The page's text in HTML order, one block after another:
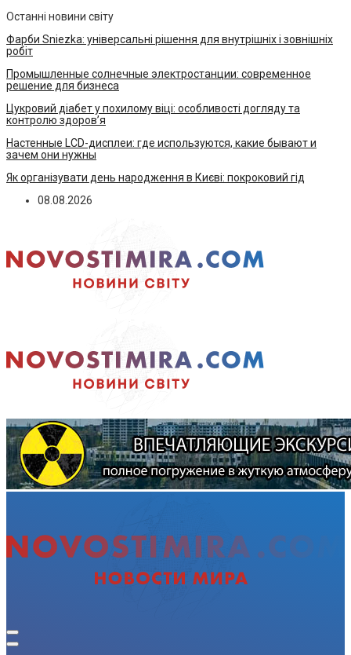
Останні новини світу
Фарби Sniezka: універсальні рішення для внутрішніх і зовнішніх
робіт
Промышленные солнечные электростанции: современное
решение для бизнеса
Цукровий діабет у похилому віці: особливості догляду та
контролю здоров’я
Настенные LCD-дисплеи: где используются, какие бывают и
зачем они нужны
Як організувати день народження в Києві: покроковий гід
08.08.2026